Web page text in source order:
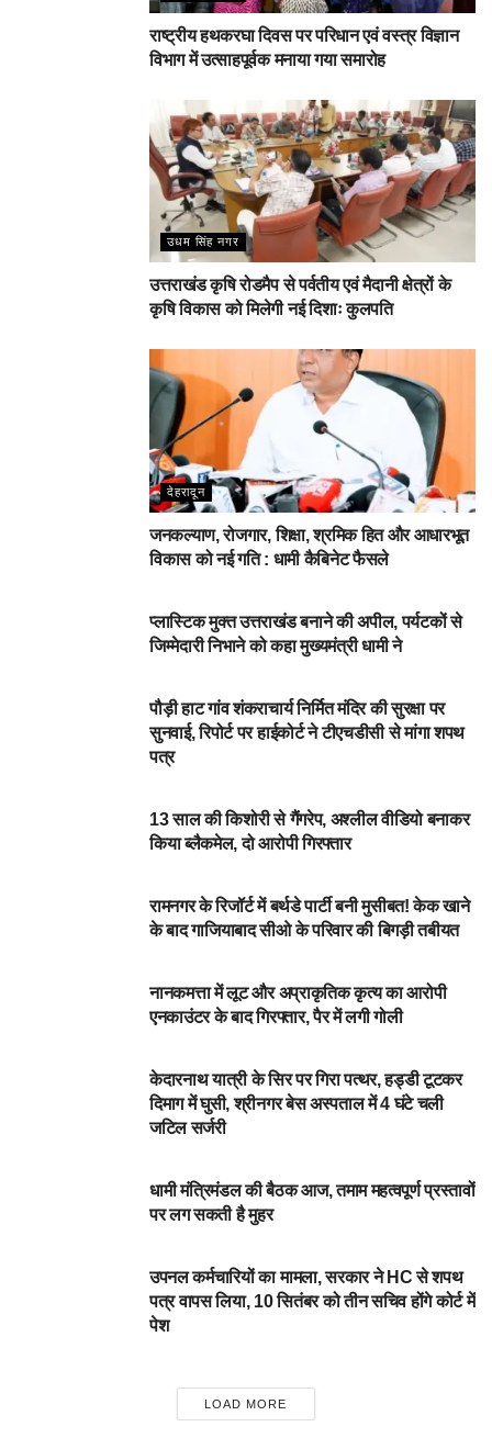
राष्ट्रीय हथकरघा दिवस पर परिधान एवं वस्त्र विज्ञान
विभाग में उत्साहपूर्वक मनाया गया समारोह
उधम सिंह नगर
उत्तराखंड कृषि रोडमैप से पर्वतीय एवं मैदानी क्षेत्रों के
कृषि विकास को मिलेगी नई दिशाः कुलपति
देहरादून
जनकल्याण, रोजगार, शिक्षा, श्रमिक हित और आधारभूत
विकास को नई गति : धामी कैबिनेट फैसले
प्लास्टिक मुक्त उत्तराखंड बनाने की अपील, पर्यटकों से
जिम्मेदारी निभाने को कहा मुख्यमंत्री धामी ने
पौड़ी हाट गांव शंकराचार्य निर्मित मंदिर की सुरक्षा पर
सुनवाई, रिपोर्ट पर हाईकोर्ट ने टीएचडीसी से मांगा शपथ
पत्र
13 साल की किशोरी से गैंगरेप, अश्लील वीडियो बनाकर
किया ब्लैकमेल, दो आरोपी गिरफ्तार
रामनगर के रिजॉर्ट में बर्थडे पार्टी बनी मुसीबत! केक खाने
के बाद गाजियाबाद सीओ के परिवार की बिगड़ी तबीयत
नानकमत्ता में लूट और अप्राकृतिक कृत्य का आरोपी
एनकाउंटर के बाद गिरफ्तार, पैर में लगी गोली
केदारनाथ यात्री के सिर पर गिरा पत्थर, हड्डी टूटकर
दिमाग में घुसी, श्रीनगर बेस अस्पताल में 4 घंटे चली
जटिल सर्जरी
धामी मंत्रिमंडल की बैठक आज, तमाम महत्वपूर्ण प्रस्तावों
पर लग सकती है मुहर
उपनल कर्मचारियों का मामला, सरकार ने HC से शपथ
पत्र वापस लिया, 10 सितंबर को तीन सचिव होंगे कोर्ट में
पेश
LOAD MORE